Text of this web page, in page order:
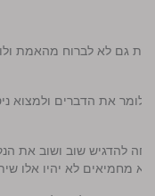
גם לא לברוח מהאמת
לומר את הדברים ולמצוא
להדגיש שוב ושוב את
מחמיאים לא יהיו אלו